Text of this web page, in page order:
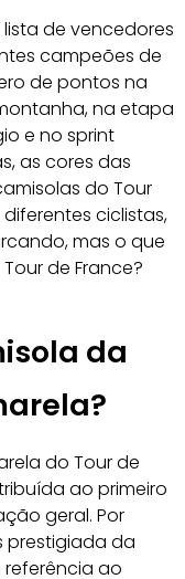
de vencedores
campeões de
de pontos na
na etapa
e no sprint
as cores das
do Tour
ciclistas,
mas o que
de France?
da
do Tour de
ao primeiro
geral. Por
prestigiada da
referência ao